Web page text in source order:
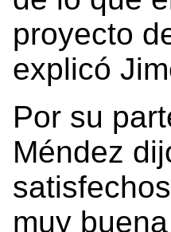
proyecto
explicó
Por su
Méndez
muy